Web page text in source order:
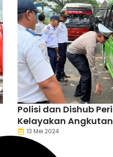
Polisi dan Dishub
Kelayakan
Terminal Kadubanen
13 Mei 2024